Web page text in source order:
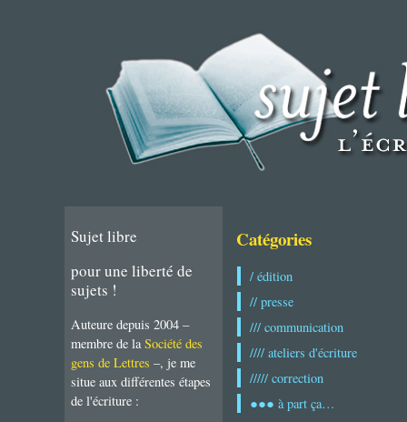
Sujet libre
pour une liberté de
sujets !
Auteure depuis 2004 –
membre de laSociété des
gens de Lettres –, je me
situe aux différentes étapes
de l'écriture :
Catégories
/ édition
// presse
/// communication
//// ateliers d'écriture
///// correction
●●● à part ça…